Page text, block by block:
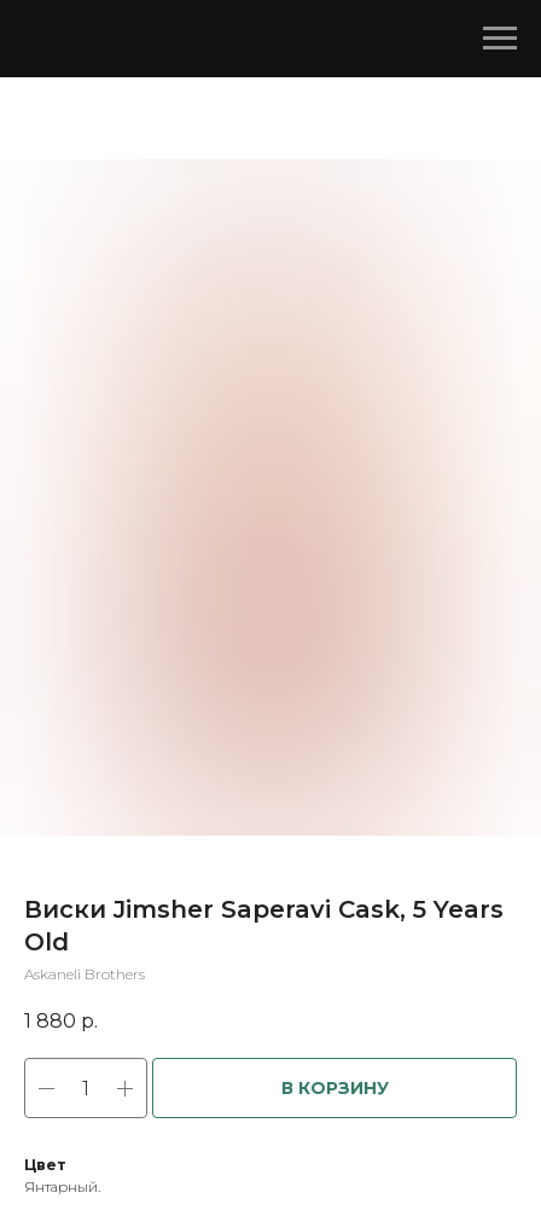
Виски Jimsher Saperavi Cask, 5 Years
Old
Askaneli Brothers
1 880 р.
В КОРЗИНУ
Цвет
Янтарный.